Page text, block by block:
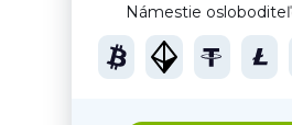
Námestie